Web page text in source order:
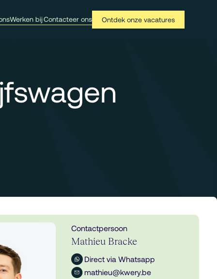
Werken bijContacteer ons Ontdek onze vacatures
Contactpersoon
Mathieu Bracke
Direct via Whatsapp
mathieu@kwery.be